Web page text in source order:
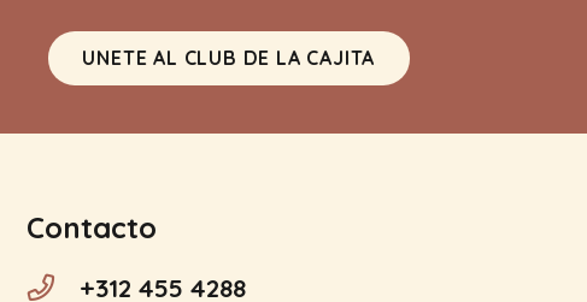
UNETE AL CLUB DE LA CAJITA
Contacto
+312 455 4288